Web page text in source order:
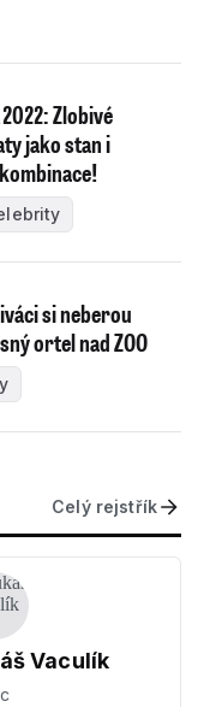
Zlobivé
jako stan i
si neberou
ortel nad ZOO
Celý rejstřík
Vaculík